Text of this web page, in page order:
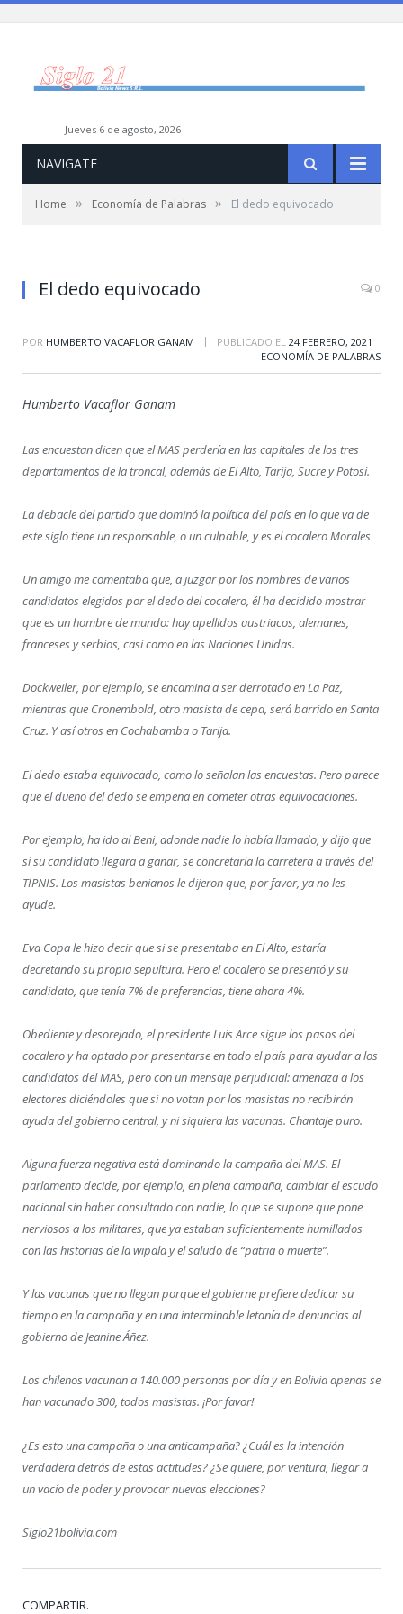
jueves 6 de agosto, 2026
NAVIGATE
Home » Economía de Palabras » El dedo equivocado
El dedo equivocado 0
POR HUMBERTO VACAFLOR GANAM | PUBLICADO EL 24 FEBRERO, 2021
ECONOMÍA DE PALABRAS
Humberto Vacaflor Ganam
Las encuestan dicen que el MAS perdería en las capitales de los tres
departamentos de la troncal, además de El Alto, Tarija, Sucre y Potosí.
La debacle del partido que dominó la política del país en lo que va de
este siglo tiene un responsable, o un culpable, y es el cocalero Morales
Un amigo me comentaba que, a juzgar por los nombres de varios
candidatos elegidos por el dedo del cocalero, él ha decidido mostrar
que es un hombre de mundo: hay apellidos austriacos, alemanes,
franceses y serbios, casi como en las Naciones Unidas.
Dockweiler, por ejemplo, se encamina a ser derrotado en La Paz,
mientras que Cronembold, otro masista de cepa, será barrido en Santa
Cruz. Y así otros en Cochabamba o Tarija.
El dedo estaba equivocado, como lo señalan las encuestas. Pero parece
que el dueño del dedo se empeña en cometer otras equivocaciones.
Por ejemplo, ha ido al Beni, adonde nadie lo había llamado, y dijo que
si su candidato llegara a ganar, se concretaría la carretera a través del
TIPNIS. Los masistas benianos le dijeron que, por favor, ya no les
ayude.
Eva Copa le hizo decir que si se presentaba en El Alto, estaría
decretando su propia sepultura. Pero el cocalero se presentó y su
candidato, que tenía 7% de preferencias, tiene ahora 4%.
Obediente y desorejado, el presidente Luis Arce sigue los pasos del
cocalero y ha optado por presentarse en todo el país para ayudar a los
candidatos del MAS, pero con un mensaje perjudicial: amenaza a los
electores diciéndoles que si no votan por los masistas no recibirán
ayuda del gobierno central, y ni siquiera las vacunas. Chantaje puro.
Alguna fuerza negativa está dominando la campaña del MAS. El
parlamento decide, por ejemplo, en plena campaña, cambiar el escudo
nacional sin haber consultado con nadie, lo que se supone que pone
nerviosos a los militares, que ya estaban suficientemente humillados
con las historias de la wipala y el saludo de “patria o muerte”.
Y las vacunas que no llegan porque el gobierne prefiere dedicar su
tiempo en la campaña y en una interminable letanía de denuncias al
gobierno de Jeanine Áñez.
Los chilenos vacunan a 140.000 personas por día y en Bolivia apenas se
han vacunado 300, todos masistas. ¡Por favor!
¿Es esto una campaña o una anticampaña? ¿Cuál es la intención
verdadera detrás de estas actitudes? ¿Se quiere, por ventura, llegar a
un vacío de poder y provocar nuevas elecciones?
Siglo21bolivia.com
COMPARTIR.